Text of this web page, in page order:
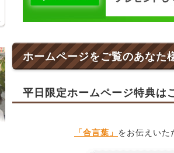
ホームページをご覧のあなた
平日限定ホームページ特典は
「合言葉」 をお伝えいた